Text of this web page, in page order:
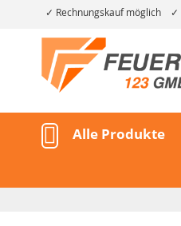
Rechnungskauf möglich
Alle Produkte